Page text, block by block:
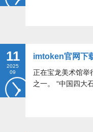
11
2025
09
imtoken官网下
正在宝龙美术馆
之一。 “中国四大